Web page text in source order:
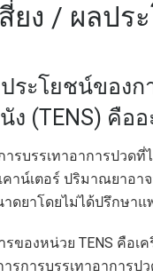
ยง / ผลปร
ระโยชน์ของก
ง (TENS) คืออ
ารบรรเทาอาการปวด
าน์เตอร์ ปริมาณยาอา
าดยาโดยไม่ได้ปรึกษา
ของหน่วย TENS คือ
รการบรรเทาอาการป